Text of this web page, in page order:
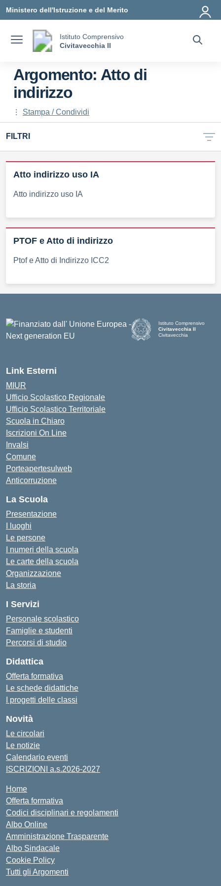
Ministero dell'Istruzione e del Merito
Istituto Comprensivo
Civitavecchia II
Argomento: Atto di
indirizzo
Stampa / Condividi
FILTRI
Atto indirizzo uso IA
Atto indirizzo uso IA
PTOF e Atto di indirizzo
Ptof e Atto di Indirizzo ICC2
Istituto Comprensivo
Civitavecchia II
Civitavecchia
Link Esterni
MIUR
Ufficio Scolastico Regionale
Ufficio Scolastico Territoriale
Scuola in Chiaro
Iscrizioni On Line
Invalsi
Comune
Porteapertesulweb
Anticorruzione
La Scuola
Presentazione
I luoghi
Le persone
I numeri della scuola
Le carte della scuola
Organizzazione
La storia
I Servizi
Personale scolastico
Famiglie e studenti
Percorsi di studio
Didattica
Offerta formativa
Le schede didattiche
I progetti delle classi
Novità
Le circolari
Le notizie
Calendario eventi
ISCRIZIONI a.s.2026-2027
Home
Offerta formativa
Codici disciplinari e regolamenti
Albo Online
Amministrazione Trasparente
Albo Sindacale
Cookie Policy
Tutti gli Argomenti